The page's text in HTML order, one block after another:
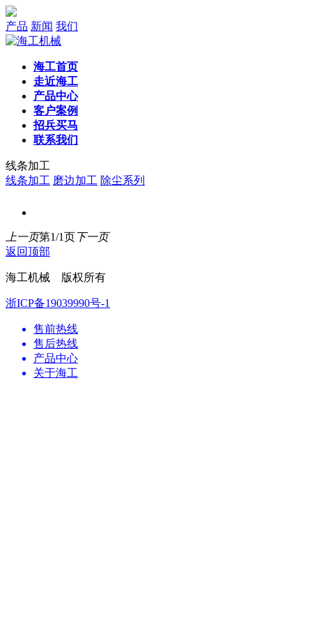
产品 新闻 我们
海工首页
走近海工
产品中心
客户案例
招兵买马
联系我们
线条加工
线条加工 磨边加工 除尘系列
上一页第1/1页下一页
返回顶部
海工机械 版权所有
浙ICP备19039990号-1
售前热线
售后热线
产品中心
关于海工